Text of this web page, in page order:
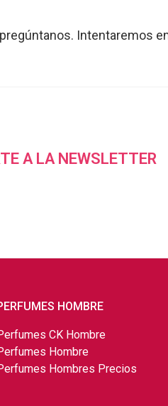
Intentaremos
A LA NEWSLETTER
HOMBRE
CK Hombre
Hombre
Hombres Precios